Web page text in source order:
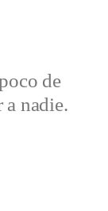
de
a nadie.